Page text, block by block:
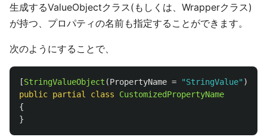
生成するValueObjectクラス(もしくは、Wrapperクラス)
が持つ、プロパティの名前も指定することができます。
次のようにすることで、
[StringValueObject (PropertyName = "StringValue" )]
public partial class
CustomizedPropertyName
{
}